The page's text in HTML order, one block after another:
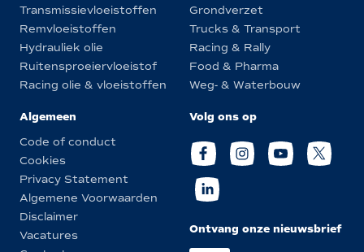
Transmissievloeistoffen
Remvloeistoffen
Hydrauliek olie
Ruitensproeiervloeistof
Racing olie & vloeistoffen
Grondverzet
Trucks & Transport
Racing & Rally
Food & Pharma
Weg- & Waterbouw
Algemeen
Code of conduct
Cookies
Privacy Statement
Algemene Voorwaarden
Disclaimer
Vacatures
Volg ons op
Ontvang onze nieuwsbrief